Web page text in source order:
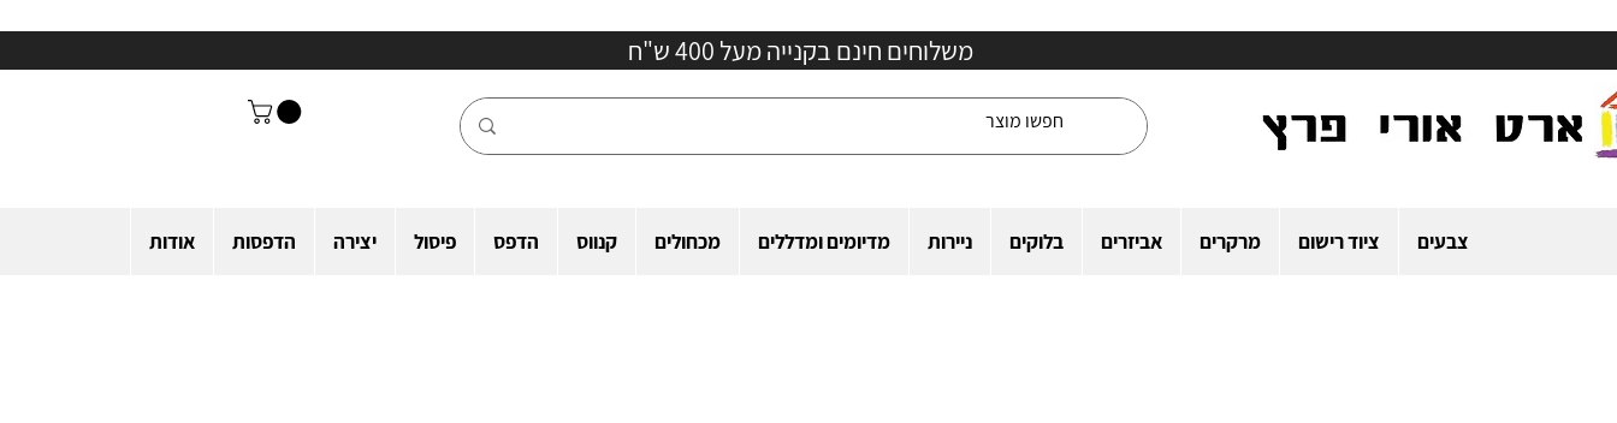
משלוחים חינם בקנייה מעל 400 ש"ח
צבעים ציוד רישום מרקרים אביזרים בלוקים ניירות מדיומים ומדללים מכחולים קנווס הדפס פיסול יצירה הדפסות אודות